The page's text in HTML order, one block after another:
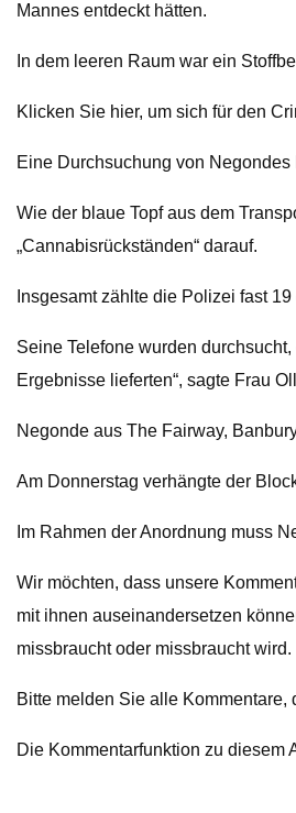
Mannes entdeckt hätten.
In dem leeren Raum war ein
Klicken Sie hier, um sich für den
Eine Durchsuchung von
Wie der blaue Topf aus dem
„Cannabisrückständen“ darauf.
Insgesamt zählte die Polizei fast
Seine Telefone wurden
Ergebnisse lieferten“, sagte Frau
Negonde aus The Fairway,
Am Donnerstag verhängte der
Im Rahmen der Anordnung muss
Wir möchten, dass unsere
mit ihnen auseinandersetzen
missbraucht oder missbraucht wird.
Bitte melden Sie alle
Die Kommentarfunktion zu diesem